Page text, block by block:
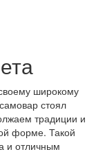
широкому
стоял
традиции и
форме. Такой
и отличным